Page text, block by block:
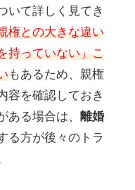
いて詳しく見てき
権との大きな違い
持っていない」こ
もあるため、親権
容を確認しておき
ある場合は、 離婚
る方が後々のトラ